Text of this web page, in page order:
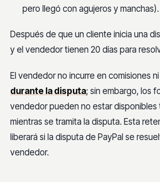
pero llegó con agujeros y manchas).
Después de que un cliente inicia una
y el vendedor tienen 20 días para
El vendedor no incurre en comisiones
durante la disputa; sin embargo, los
vendedor pueden no estar disponibles
mientras se tramita la disputa. Esta
liberará si la disputa de PayPal se
vendedor.